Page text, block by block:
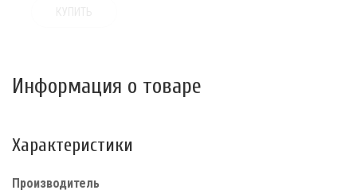
Информация о товаре
Характеристики
Производитель